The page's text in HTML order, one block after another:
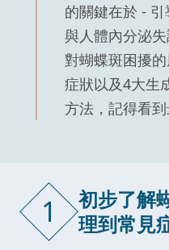
的關鍵在於 -
與人體內分泌
對蝴蝶斑困擾
症狀以及4大生
方法，記得看到
1
初步了解
理到常見